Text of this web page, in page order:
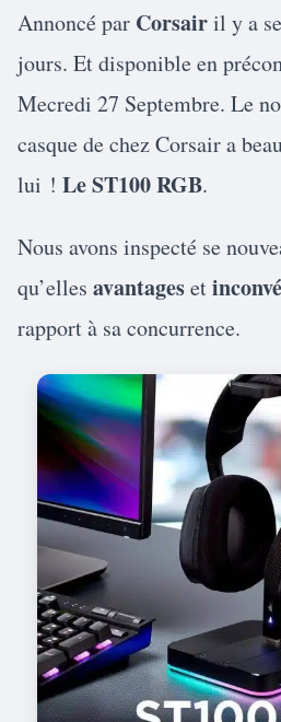
Annoncé par Corsairil y a
jours. Et disponible en
Mecredi 27 Septembre. Le
casque de chez Corsair a
lui ! Le ST100 RGB.
Nous avons inspecté se
qu’elles avantageset
rapport à sa concurrence.